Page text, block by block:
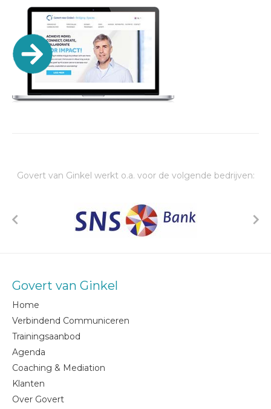
Govert van Ginkel werkt o.a. voor de volgende bedrijven:
Govert van Ginkel
Home
Verbindend Communiceren
Trainingsaanbod
Agenda
Coaching & Mediation
Klanten
Over Govert